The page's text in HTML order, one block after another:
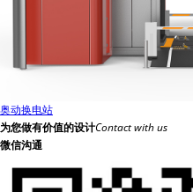
奥动换电站
为您做有价值的设计Contact with us
微信沟通